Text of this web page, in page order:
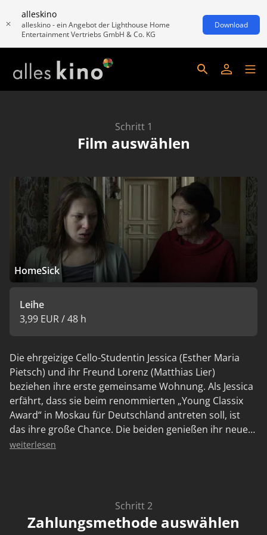
alleskino
alleskino - ein Angebot der Lighthouse Home
Entertainment Vertriebs GmbH & Co. KG
Download
Schritt 1
Film auswählen
HomeSick
Leihe
3,99 EUR / 48 h
Die ehrgeizige Cello-Studentin Jessica (Esther Maria
Pietsch) und ihr Freund Lorenz (Matthias Lier)
beziehen ihre erste gemeinsame Wohnung. Als Jessica
erfährt, dass sie beim renommierten „Young Classix
Award“ in Moskau für Deutschland antreten soll, ist
das ihre große Chance. Die beiden genießen ihr neues
Leben und das neue Zuhause. Doch schon bald ziehen
Haus ist, bereitet sich Jessica zuhause für den
Wettbewerb vor. Ihre Anspannung steigt täglich.
Zudem findet sie sich auch kleineren und größeren
weiterlesen
Schritt 2
Zahlungsmethode auswählen